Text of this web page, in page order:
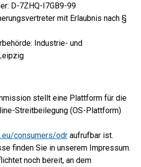
D-7ZHQ-I7GB9-99
mit Erlaubnis nach §
Industrie- und
stellt eine Plattform für die
Streitbeilegung (OS-Plattform)
consumers/odr aufrufbar ist.
finden Sie in unserem Impressum.
noch bereit, an dem